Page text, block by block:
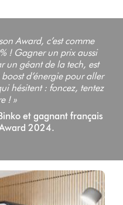
Award, c’est comme
! Gagner un prix aussi
un géant de la tech, est
d’énergie pour aller
hésitent : foncez, tentez
! »
et gagnant français
2024.